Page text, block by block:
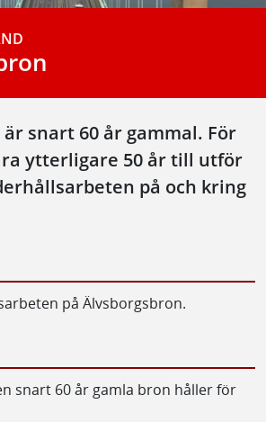
snart 60 år gammal. För
ytterligare 50 år till utför
på och kring
på Älvsborgsbron.
snart 60 år gamla bron håller för